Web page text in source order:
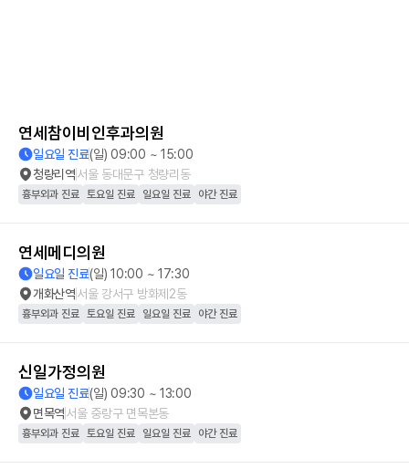
연세참이비인후과의원
일요일 진료(일) 09:00 ~ 15:00
청량리역서울 동대문구 청량리동
흉부외과 진료 토요일 진료 일요일 진료 야간 진료
연세메디의원
일요일 진료(일) 10:00 ~ 17:30
개화산역서울 강서구 방화제2동
흉부외과 진료 토요일 진료 일요일 진료 야간 진료
신일가정의원
일요일 진료(일) 09:30 ~ 13:00
면목역서울 중랑구 면목본동
흉부외과 진료 토요일 진료 일요일 진료 야간 진료